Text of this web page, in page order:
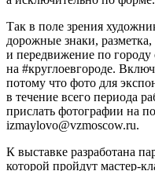
Так в поле зрения
дорожные знаки,
и передвижение по городу
на #круглоевгороде.
потому что фото для
в течение всего периода
прислать фотографии на
izmaylovo@vzmoscow.ru.
К выставке разработана
которой пройдут мастер-